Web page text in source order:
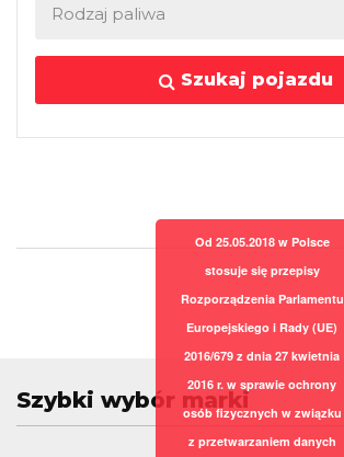
Szukaj pojazdu
Szybki wybór marki
Od 25.05.2018 w Polsce
stosuje się przepisy
Rozporządzenia Parlamentu
Europejskiego i Rady (UE)
2016/679 z dnia 27 kwietnia
2016 r. w sprawie ochrony
osób fizycznych w związku
z przetwarzaniem danych